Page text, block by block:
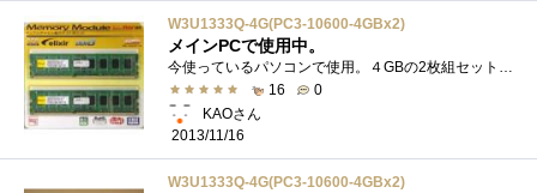
W3U1333Q-4G(PC3-10600-4GBx2)
メインPCで使用中。
16
0
KAOさん
2013/11/16
W3U1333Q-4G(PC3-10600-4GBx2)